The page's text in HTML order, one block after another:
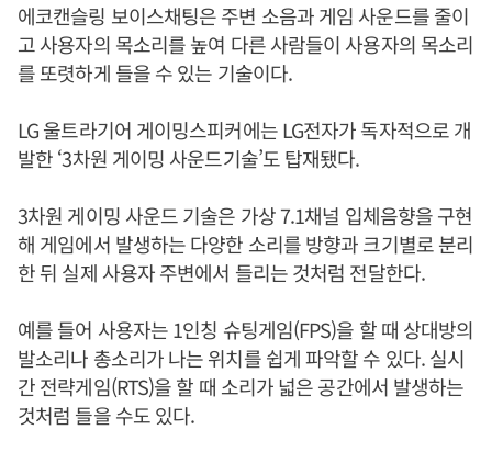
에코캔슬링 보이스채팅은 주변 소음과 게임 사운드를 줄이
고 사용자의 목소리를 높여 다른 사람들이 사용자의 목소리
를 또렷하게 들을 수 있는 기술이다.
LG 울트라기어 게이밍스피커에는 LG전자가 독자적으로 개
발한 ‘3차원 게이밍 사운드기술’도 탑재됐다.
3차원 게이밍 사운드 기술은 가상 7.1채널 입체음향을 구현
해 게임에서 발생하는 다양한 소리를 방향과 크기별로 분리
한 뒤 실제 사용자 주변에서 들리는 것처럼 전달한다.
예를 들어 사용자는 1인칭 슈팅게임(FPS)을 할 때 상대방의
발소리나 총소리가 나는 위치를 쉽게 파악할 수 있다. 실시
간 전략게임(RTS)을 할 때 소리가 넓은 공간에서 발생하는
것처럼 들을 수도 있다.